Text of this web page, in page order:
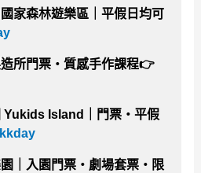
家森林遊樂區｜平假日均可
所門票・質感手作課程👉
Yukids Island｜門票・平假
kkday
｜入園門票・劇場套票・限